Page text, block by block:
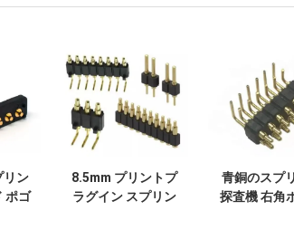
リン
ポゴ
8.5mm プリントプ
ラグイン スプリン
青銅のスプ
探査機 右角